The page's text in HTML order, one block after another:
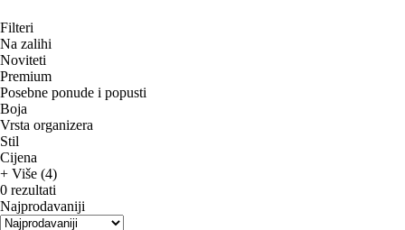
Filteri
Na zalihi
Noviteti
Premium
Posebne ponude i popusti
Boja
Vrsta organizera
Stil
Cijena
+ Više (4)
0 rezultati
Najprodavaniji